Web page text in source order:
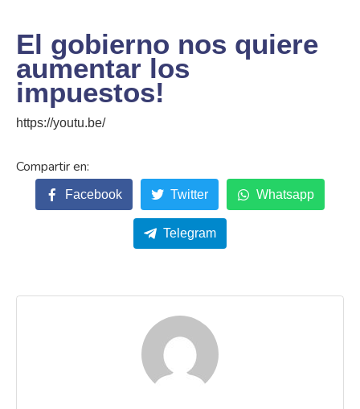
El gobierno nos quiere
aumentar los
impuestos!
https://youtu.be/
Facebook Twitter Whatsapp
Telegram